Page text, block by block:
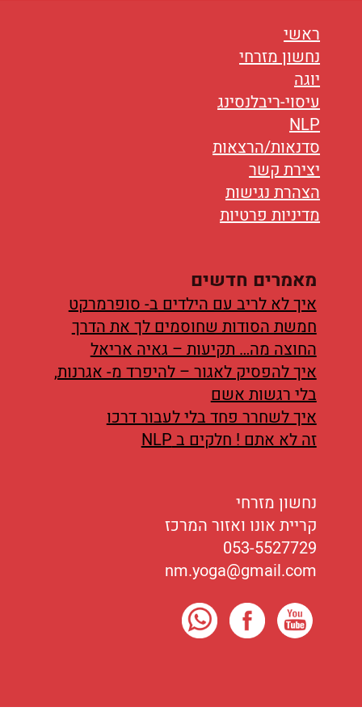
אורח חיים
תזונה
טיפולים
עיסוי
ראשי
נחשון מזרחי
יוגה
עיסוי-ריבלנסינג
NLP
סדנאות/הרצאות
יצירת קשר
הצהרת נגישות
מדיניות פרטיות
מאמרים חדשים
איך לא לריב עם הילדים ב- סופרמרקט
חמשת הסודות שחוסמים לך את הדרך
החוצה מה… תקיעות – גאיה אריאל
איך להפסיק לאגור – להיפרד מ- אגרנות,
בלי רגשות אשם
איך לשחרר פחד בלי לעבור דרכו
זה לא אתם ! חלקים ב NLP
נחשון מזרחי
קריית אונו ואזור המרכז
053-5527729
nm.yoga@gmail.com